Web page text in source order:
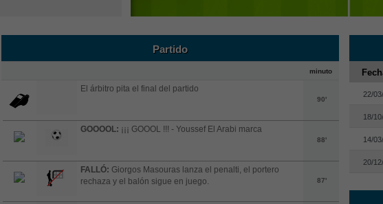
Partido
minuto
El árbitro pita el final del partido
90'
GOOOOL: ¡¡¡ GOOOL !!! - Youssef El Arabi marca
88'
FALLÓ: Giorgos Masouras lanza el penalti, el portero
rechaza y el balón sigue en juego.
87'
22/
18/
14/
20/